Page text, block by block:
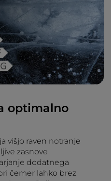
optimalno
višjo raven notranje
zasnove
dodatnega
čemer lahko brez